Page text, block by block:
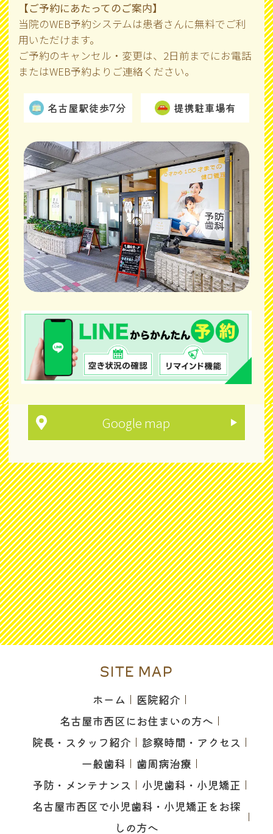
【ご予約にあたってのご案内】
当院のWEB予約システムは患者さんに無料でご利
用いただけます。
ご予約のキャンセル・変更は、2日前までにお電話
またはWEB予約よりご連絡ください。
名古屋駅徒歩7分 提携駐車場有
Google map
SITE MAP
ホーム
医院紹介
名古屋市西区にお住まいの方へ
院長・スタッフ紹介
診察時間・アクセス
一般歯科
歯周病治療
予防・メンテナンス
小児歯科・小児矯正
名古屋市西区で小児歯科・小児矯正をお探
しの方へ